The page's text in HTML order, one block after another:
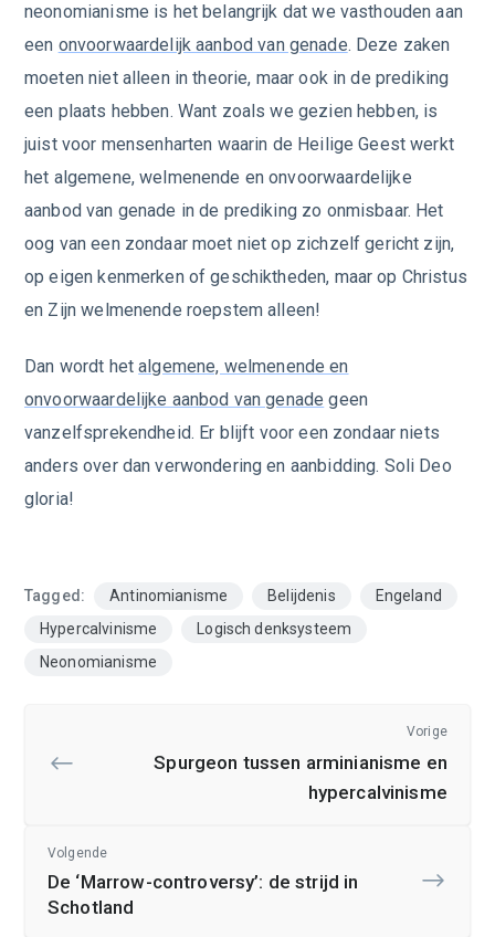
neonomianisme is het belangrijk dat we vasthouden aan
een onvoorwaardelijk aanbod van genade. Deze zaken
moeten niet alleen in theorie, maar ook in de prediking
een plaats hebben. Want zoals we gezien hebben, is
juist voor mensenharten waarin de Heilige Geest werkt
het algemene, welmenende en onvoorwaardelijke
aanbod van genade in de prediking zo onmisbaar. Het
oog van een zondaar moet niet op zichzelf gericht zijn,
op eigen kenmerken of geschiktheden, maar op Christus
en Zijn welmenende roepstem alleen!
Dan wordt hetalgemene, welmenende en
onvoorwaardelijke aanbod van genade geen
vanzelfsprekendheid. Er blijft voor een zondaar niets
anders over dan verwondering en aanbidding. Soli Deo
gloria!
Tagged: Antinomianisme Belijdenis
Engeland
Hypercalvinisme
Logisch denksysteem
Neonomianisme
Vorige
Spurgeon tussen arminianisme en
hypercalvinisme
Volgende
De ‘Marrow-controversy’: de strijd in
Schotland